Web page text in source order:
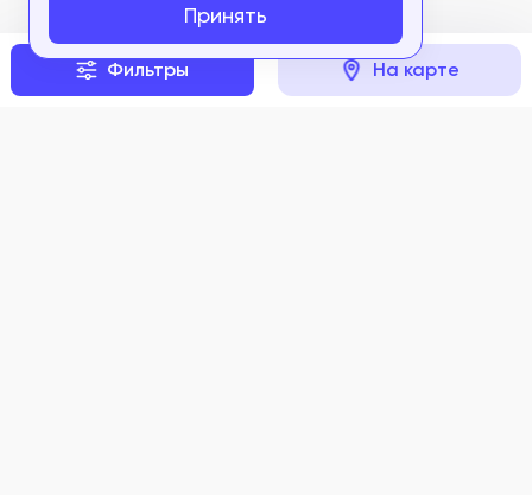
Фильтры На карте
Принять